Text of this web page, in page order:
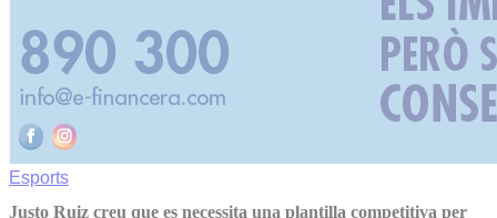
Esports
Justo Ruiz creu que es necessita una plantilla competitiva per